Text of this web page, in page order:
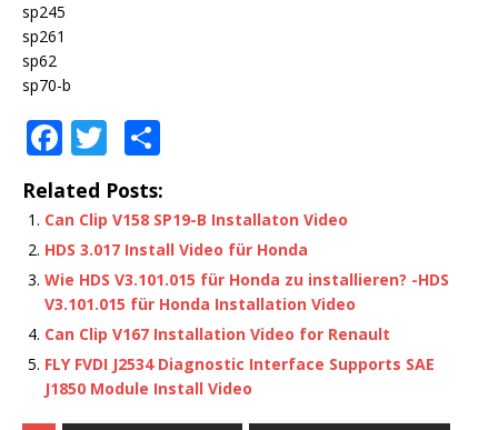
sp245
sp261
sp62
sp70-b
F
a
c
e
b
o
o
k
T
w
it
te
r
ar
e
Related Posts:
Can Clip V158 SP19-B Installaton Video
HDS 3.017 Install Video für Honda
Wie HDS V3.101.015 für Honda zu installieren? -HDS
V3.101.015 für Honda Installation Video
Can Clip V167 Installation Video for Renault
FLY FVDI J2534 Diagnostic Interface Supports SAE
J1850 Module Install Video